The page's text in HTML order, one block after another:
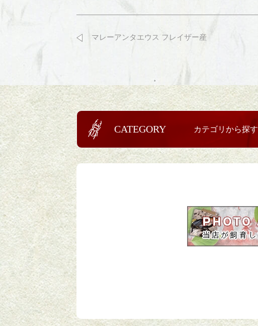
マレーアンタエウス フレイザー産
CATEGORY カテゴリから探す